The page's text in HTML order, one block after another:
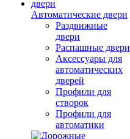
Автоматические двери
Раздвижные
двери
Распашные двери
Аксессуары для
автоматических
дверей
Профили для
створок
Профили для
автоматики